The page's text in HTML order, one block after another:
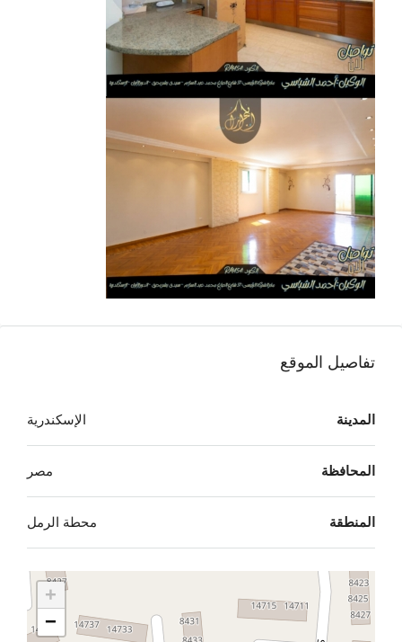
تفاصيل الموقع
المدينة الإسكندرية
المحافظة مصر
المنطقة محطة الرمل
+
−